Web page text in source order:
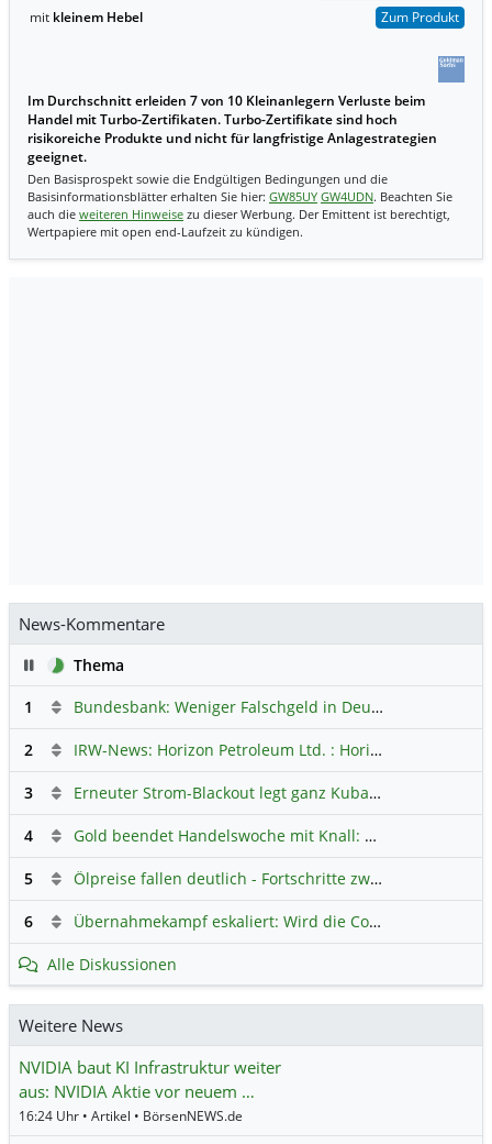
mit kleinem Hebel Zum Produkt
Im Durchschnitt erleiden 7 von 10 Kleinanlegern Verluste beim
Handel mit Turbo-Zertifikaten. Turbo-Zertifikate sind hoch
risikoreiche Produkte und nicht für langfristige Anlagestrategien
geeignet.
Den Basisprospekt sowie die Endgültigen Bedingungen und die
Basisinformationsblätter erhalten Sie hier: GW85UY GW4UDN. Beachten Sie
auch die weiteren Hinweise zu dieser Werbung. Der Emittent ist berechtigt,
Wertpapiere mit open end-Laufzeit zu kündigen.
News-Kommentare
PauseThema
1
Bundesbank: Weniger Falschgeld in Deutschland
2 IRW-News: Horizon Petroleum Ltd. : Horizon Petroleum beginnt mit der Testförderung im Projekt Lachowice in Polen und schließt die Platzierung einer überzeichneten Wandelanleihe ab
3 Erneuter Strom-Blackout legt ganz Kuba lahm
4 Gold beendet Handelswoche mit Knall: Barrick Mining – Ist diese Aktie wieder ein Kauf?
5 Ölpreise fallen deutlich - Fortschritte zwischen USA und Iran belasten
6 Übernahmekampf eskaliert: Wird die Commerzbank italienisch?
Alle Diskussionen
Weitere News
NVIDIA baut KI Infrastruktur weiter
aus: NVIDIA Aktie vor neuem …
16:24 Uhr • Artikel • BörsenNEWS.de